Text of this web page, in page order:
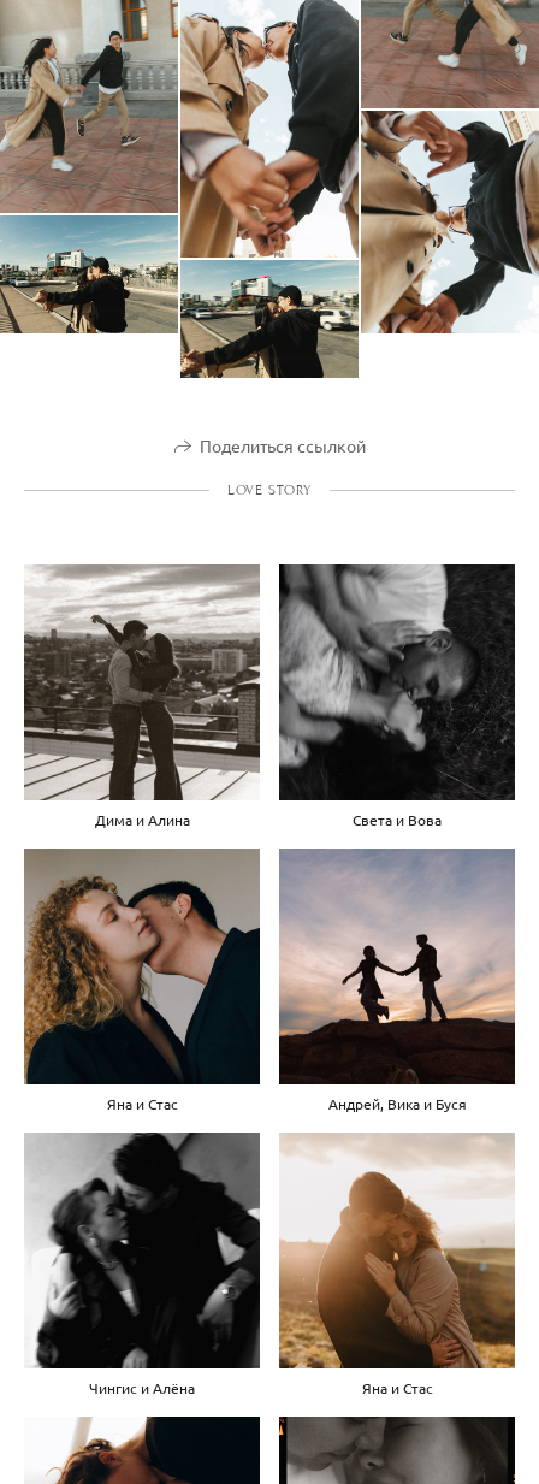
Поделиться ссылкой
LOVE STORY
Дима и Алина Света и Вова
Яна и Стас Андрей, Вика и Буся
Чингис и Алёна Яна и Стас